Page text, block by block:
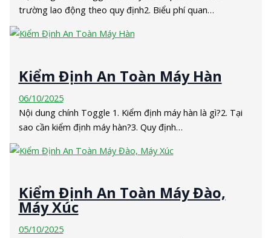
trường lao động theo quy định2. Biểu phí quan…
Kiểm Định An Toàn Máy Hàn
06/10/2025
Nội dung chính Toggle 1. Kiểm định máy hàn là gì?2. Tại
sao cần kiểm định máy hàn?3. Quy định…
Kiểm Định An Toàn Máy Đào,
Máy Xúc
05/10/2025